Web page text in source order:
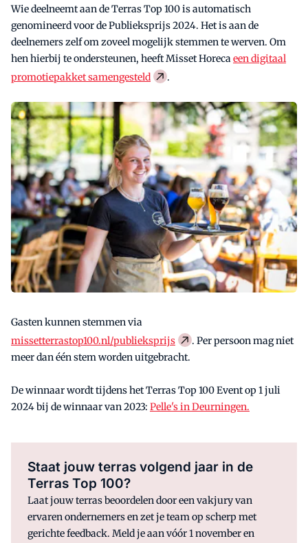
Wie deelneemt aan de Terras Top 100 is automatisch
genomineerd voor de Publieksprijs 2024. Het is aan de
deelnemers zelf om zoveel mogelijk stemmen te werven. Om
hen hierbij te ondersteunen, heeft Misset Horecaeen digitaal
promotiepakket samengesteld
.
Gasten kunnen stemmen via
missetterrastop100.nl/publieksprijs
. Per persoon mag niet
meer dan één stem worden uitgebracht.
De winnaar wordt tijdens het Terras Top 100 Event op 1 juli
2024 bij de winnaar van 2023: Pelle's in Deurningen.
Staat jouw terras volgend jaar in de
Terras Top 100?
Laat jouw terras beoordelen door een vakjury van
ervaren ondernemers en zet je team op scherp met
gerichte feedback. Meld je aan vóór 1 november en